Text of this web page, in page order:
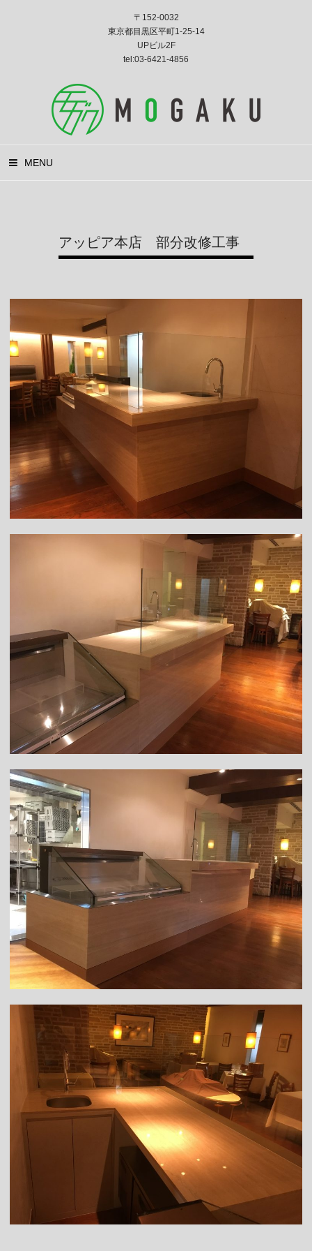
〒152-0032
東京都目黒区平町1-25-14
UPビル2F
tel:03-6421-4856
MENU
アッピア本店 部分改修工事